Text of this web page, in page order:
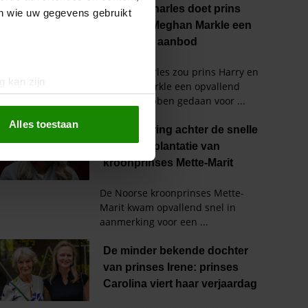
wie uw gegevens gebruikt
kan zijn
te bieden en om ons
partners voor social
die u aan ze heeft
met onze cookies als u
Alles toestaan